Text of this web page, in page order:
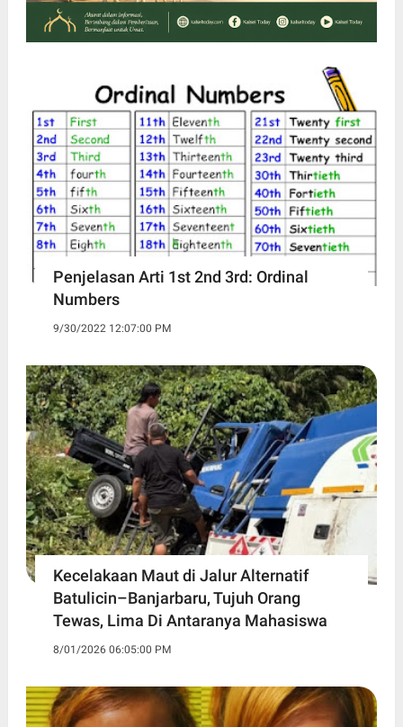
Penjelasan Arti 1st 2nd 3rd: Ordinal
Numbers
9/30/2022 12:07:00 PM
Kecelakaan Maut di Jalur Alternatif
Batulicin–Banjarbaru, Tujuh Orang
Tewas, Lima Di Antaranya Mahasiswa
8/01/2026 06:05:00 PM